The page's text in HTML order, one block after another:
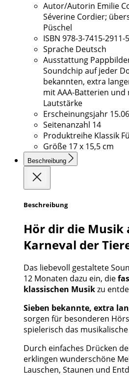
Autor/Autorin Emilie
Séverine Cordier;
Püschel
ISBN 978-3-7415-2911-5
Sprache Deutsch
Ausstattung
Soundchip auf jeder
bekannten, extra
mit AAA-Batterien
Lautstärke
Erscheinungsjahr
Seitenanzahl 14
Produktreihe Klassik
Größe 17 x 15,5 cm
Beschreibung
Beschreibung
Hör dir die Musik
Karneval der
Das liebevoll gestaltete
12 Monaten dazu ein, die
klassischen Musikzu
Sieben bekannte, extra
sorgen für besonderen
spielerisch das
Durch einfaches Drücken
erklingen wunderschöne
Lauschen, Staunen und